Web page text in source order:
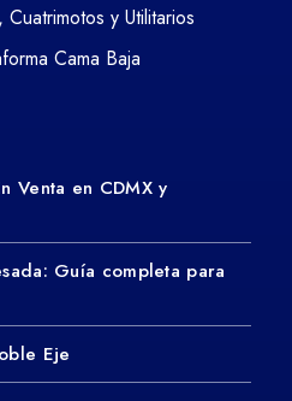
y Utilitarios
Cama Baja
Venta en CDMX y
Guía completa para
Eje